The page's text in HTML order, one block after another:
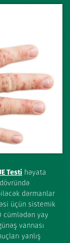
Testi həyata
dərmanlar
üçün sistemik
cümlədən yay
vannası
yanlış